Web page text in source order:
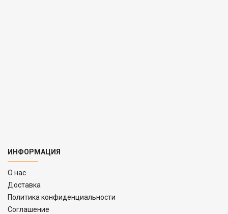
ИНФОРМАЦИЯ
O нас
Доставка
Политика конфиденциальности
Соглашение